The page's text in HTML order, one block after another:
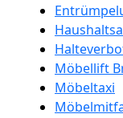
Möbellift
Möbeltaxi